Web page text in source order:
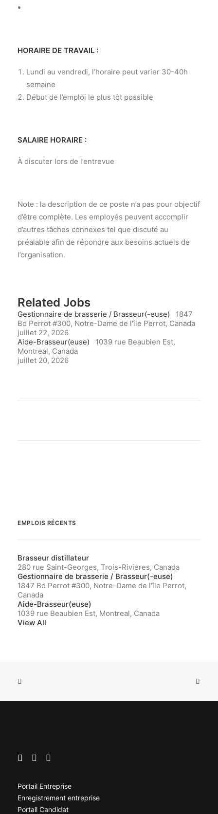
HORAIRE DE TRAVAIL :
Lundi au vendredi, l’horaire peut varier 30-40h
semaine
Début de l’emploi le plus tôt possible
SALAIRE HORAIRE :
À discuter lors de l’entrevue
Note : la description de ce poste n’a pas pour objectif
d’être complète. Les employés peuvent accomplir
d’autres tâches connexes tel que discuté au
préalable afin de répondre aux besoins actuels de
l’organisation.
Related Jobs
Gestionnaire de brasserie / Brasseur(-euse)
1847
Bd Perrot #300, Notre-Dame de l'île Perrot, Canada
juillet 22, 2026
Aide-Brasseur(euse)
1039 rue Beaubien Est,
Montreal, Canada
juillet 20, 2026
EMPLOIS RÉCENTS
Brasseur distillateur
280 rue Saint-Georges, Trois-Rivières, Canada
Gestionnaire de brasserie / Brasseur(-euse)
1847 Bd Perrot #300, Notre-Dame de l'île Perrot,
Canada
Aide-Brasseur(euse)
1039 rue Beaubien Est, Montreal, Canada
View All
Portail Entreprise
Enregistrement entreprise
Portail Candidat